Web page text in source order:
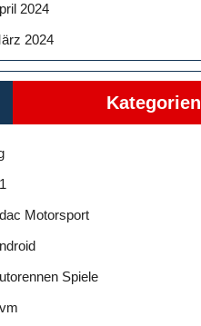
2024
2024
Kategorien
Motorsport
Spiele